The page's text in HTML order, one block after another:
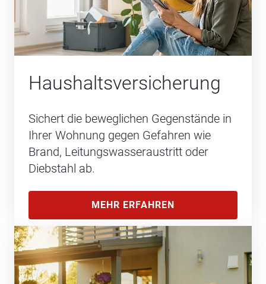
Haushalts­versicherung
Sichert die beweglichen Gegenstände in
Ihrer Wohnung gegen Gefahren wie
Brand, Leitungswasseraustritt oder
Diebstahl ab.
MEHR ERFAHREN